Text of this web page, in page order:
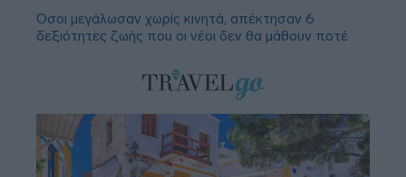
Όσοι μεγάλωσαν χωρίς κινητά, απέκτησαν 6
δεξιότητες ζωής που οι νέοι δεν θα μάθουν ποτέ